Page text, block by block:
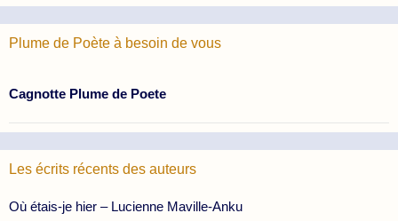
Plume de Poète à besoin de vous
Cagnotte Plume de Poete
Les écrits récents des auteurs
Où étais-je hier – Lucienne Maville-Anku